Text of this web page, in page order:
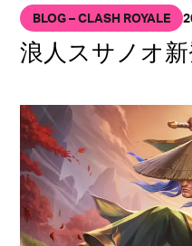
BLOG – CLASH ROYALE
浪人スサノオ